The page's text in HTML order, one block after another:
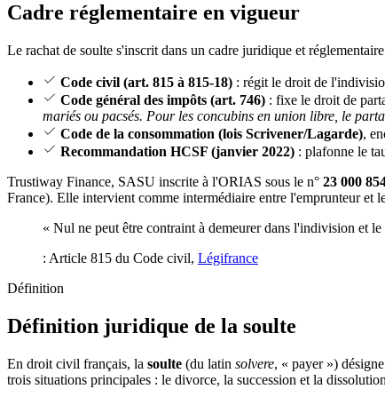
Cadre réglementaire en vigueur
Le rachat de soulte s'inscrit dans un cadre juridique et
Code civil (art. 815 à 815-18) : régit le droit de
Code général des impôts (art. 746) : fixe le droit de
mariés ou pacsés. Pour les concubins en union libre, le
Code de la consommation (lois Scrivener/Lagarde),
Recommandation HCSF (janvier 2022) : plafonne le
Trustiway Finance, SASU inscrite à l'ORIAS sous le n° 23 000
France). Elle intervient comme intermédiaire entre l'emprunteur et
« Nul ne peut être contraint à demeurer dans l'indivision et
: Article 815 du Code civil, Légifrance
Définition
Définition juridique de la soulte
En droit civil français, la soulte (du latin solvere, « payer »)
trois situations principales : le divorce, la succession et la